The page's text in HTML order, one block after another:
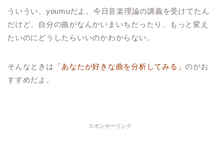
ういうい、youmuだよ。今日音楽理論の講義を受けてたん
だけど、自分の曲がなんかいまいちだったり、もっと変え
たいのにどうしたらいいのかわからない。
そんなときは 「あなたが好きな曲を分析してみる」のがお
すすめだよ。
スポンサーリンク